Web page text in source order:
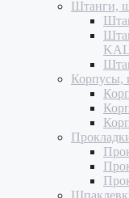
Штанги,
Корпусы,